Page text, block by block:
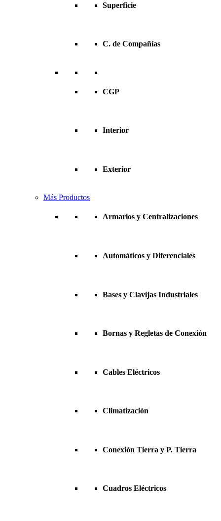
Superficie
C. de Compañías
CGP
Interior
Exterior
Más Productos
Armarios y Centralizaciones
Automáticos y Diferenciales
Bases y Clavijas Industriales
Bornas y Regletas de Conexión
Cables Eléctricos
Climatización
Conexión Tierra y P. Tierra
Cuadros Eléctricos